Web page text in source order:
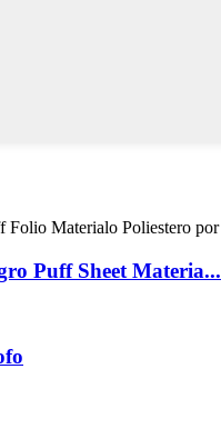
Puff Sheet Materia...